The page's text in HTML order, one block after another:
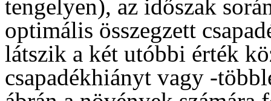
tengelyen), az időszak
optimális összegzett
látszik a két utóbbi érték
csapadékhiányt vagy -